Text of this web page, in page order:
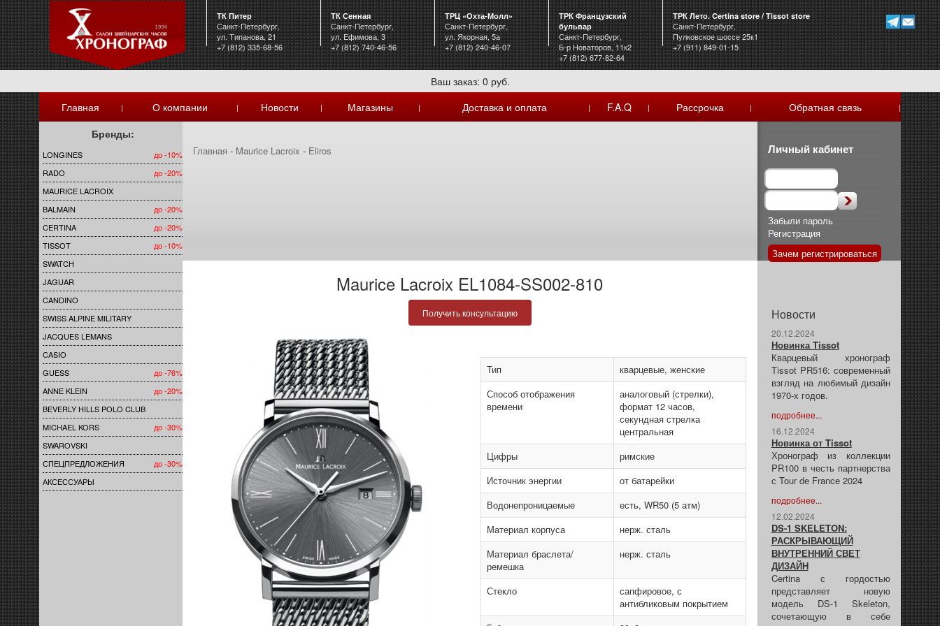
ТК Питер
Санкт-Петербург,
ул. Типанова, 21
+7 (812) 335-68-56
ТК Сенная
Санкт-Петербург,
ул. Ефимова, 3
+7 (812) 740-46-56
ТРЦ «Охта-Молл»
Санкт-Петербург,
ул. Якорная, 5а
+7 (812) 240-46-07
ТРК Французский
бульвар
Санкт-Петербург,
Б-р Новаторов, 11к2
+7 (812) 677-82-64
ТРК Лето. Certina store / Tissot store
Санкт-Петербург,
Пулковское шоссе 25к1
+7 (911) 849-01-15
Ваш заказ: 0 руб.
Главная
| О компании | Новости | Магазины | Доставка и оплата | F.A.Q | Рассрочка | Обратная связь |
Бренды:
LONGINES
до -10%
RADO
до -20%
MAURICE LACROIX
BALMAIN
до -20%
CERTINA
до -20%
TISSOT
до -10%
SWATCH
JAGUAR
CANDINO
SWISS ALPINE MILITARY
JACQUES LEMANS
CASIO
GUESS
до -76%
ANNE KLEIN
до -20%
BEVERLY HILLS POLO CLUB
MICHAEL KORS
до -30%
SWAROVSKI
СПЕЦПРЕДЛОЖЕНИЯ
до -30%
АКСЕССУАРЫ
Главная - Maurice Lacroix - Eliros
Maurice Lacroix EL1084-SS002-810
Получить консультацию
Тип
кварцевые, женские
Способ отображения
времени
аналоговый (стрелки),
формат 12 часов,
секундная стрелка
центральная
Цифры
римские
Источник энергии
от батарейки
Водонепроницаемые
есть, WR50 (5 атм)
Материал корпуса
нерж. сталь
Материал браслета/
ремешка
нерж. сталь
Стекло
сапфировое, с
антибликовым покрытием
Личный кабинет
Забыли пароль
Регистрация
Зачем регистрироваться
Новости
20.12.2024
Новинка Tissot
Кварцевый хронограф
Tissot PR516: современный
взгляд на любимый дизайн
1970-х годов.
подробнее...
16.12.2024
Новинка от Tissot
Хронограф из коллекции
PR100 в честь партнерства
с Tour de France 2024
подробнее...
12.02.2024
DS-1 SKELETON:
РАСКРЫВАЮЩИЙ
ВНУТРЕННИЙ СВЕТ
ДИЗАЙН
Certina с гордостью
представляет новую
модель DS-1 Skeleton,
сочетающую в себе